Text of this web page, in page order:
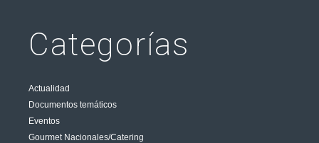
Categorías
Actualidad
Documentos temáticos
Eventos
Gourmet Nacionales/Catering